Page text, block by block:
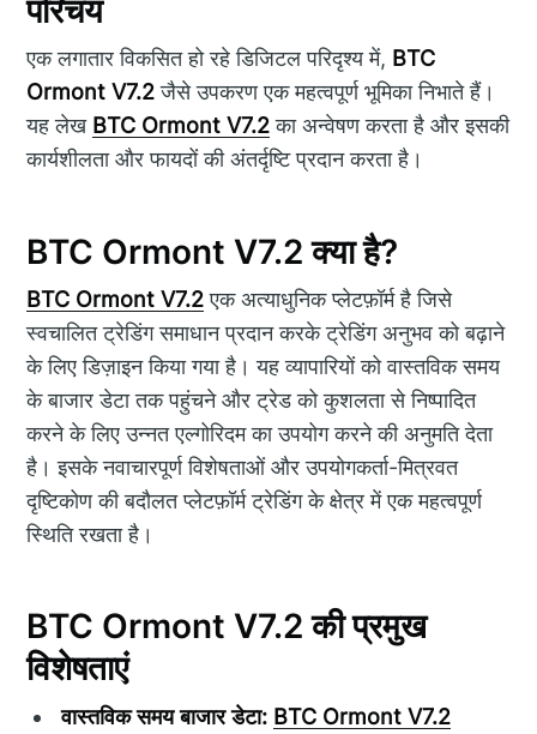
परिचय
एक लगातार विकसित हो रहे डिजिटल परिदृश्य में, BTC
Ormont V7.2जैसे उपकरण एक महत्वपूर्ण भूमिका निभाते हैं।
यह लेख BTC Ormont V7.2का अन्वेषण करता है और इसकी
कार्यशीलता और फायदों की अंतर्दृष्टि प्रदान करता है।
BTC Ormont V7.2 क्या है?
BTC Ormont V7.2एक अत्याधुनिक प्लेटफ़ॉर्म है जिसे
स्वचालित ट्रेडिंग समाधान प्रदान करके ट्रेडिंग अनुभव को बढ़ाने
के लिए डिज़ाइन किया गया है। यह व्यापारियों को वास्तविक समय
के बाजार डेटा तक पहुंचने और ट्रेड को कुशलता से निष्पादित
करने के लिए उन्नत एल्गोरिदम का उपयोग करने की अनुमति देता
है। इसके नवाचारपूर्ण विशेषताओं और उपयोगकर्ता-मित्रवत
दृष्टिकोण की बदौलत प्लेटफ़ॉर्म ट्रेडिंग के क्षेत्र में एक महत्वपूर्ण
स्थिति रखता है।
BTC Ormont V7.2 की प्रमुख
विशेषताएं
वास्तविक समय बाजार डेटा: BTC Ormont V7.2